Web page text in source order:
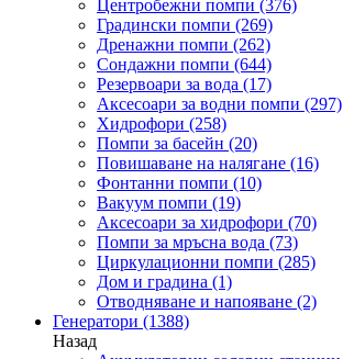
Центробежни помпи (376)
Градински помпи (269)
Дренажни помпи (262)
Сондажни помпи (644)
Резервоари за вода (17)
Аксесоари за водни помпи (297)
Хидрофори (258)
Помпи за басейн (20)
Повишаване на налягане (16)
Фонтанни помпи (10)
Вакуум помпи (19)
Аксесоари за хидрофори (70)
Помпи за мръсна вода (73)
Циркулационни помпи (285)
Дом и градина (1)
Отводняване и напояване (2)
Генератори (1388)
Назад